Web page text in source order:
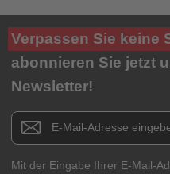
Ihre Bewertung**
★★★★★
Titel**
E-Mail-Adresse
Ihr Passwort
Verpassen Sie keine
abonnieren Sie jetzt
Newsletter!
Newsletter E-Mail Adresse
Mit der Eingabe Ihrer E-Mail-